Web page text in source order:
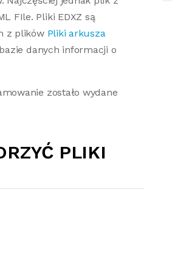
FIle. Pliki EDXZ są
z plików Pliki arkusza
danych informacji o
zostało wydane
PLIKI